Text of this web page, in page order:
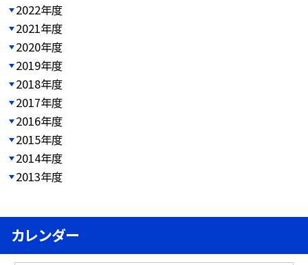
2022年度
2021年度
2020年度
2019年度
2018年度
2017年度
2016年度
2015年度
2014年度
2013年度
カレンダー